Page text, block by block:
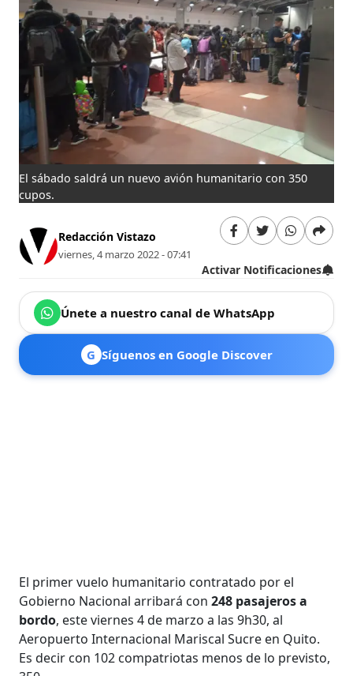
El sábado saldrá un nuevo avión humanitario con 350
cupos.
Redacción Vistazo
viernes, 4 marzo 2022 - 07:41
Activar Notificaciones
Únete a nuestro canal de WhatsApp
G Síguenos en Google Discover
El primer vuelo humanitario contratado por el
Gobierno Nacional arribará con 248 pasajeros a
bordo, este viernes 4 de marzo a las 9h30, al
Aeropuerto Internacional Mariscal Sucre en Quito.
Es decir con 102 compatriotas menos de lo previsto,